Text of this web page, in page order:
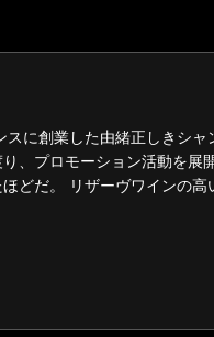
に創業した由緒正しきシ
、プロモーション活動を展
どだ。 リザーヴワインの高